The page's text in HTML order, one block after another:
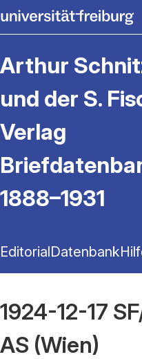
Arthur
und der S.
Verlag
1888–1931
EditorialDatenbank
1924-12-17
AS (Wien)